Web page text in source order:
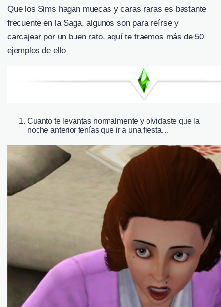
Que los Sims hagan muecas y caras raras es bastante
frecuente en la Saga, algunos son para reírse y
carcajear por un buen rato, aquí te traemos más de 50
ejemplos de ello
Cuanto te levantas normalmente y olvidaste que la
noche anterior tenías que ir a una fiesta…